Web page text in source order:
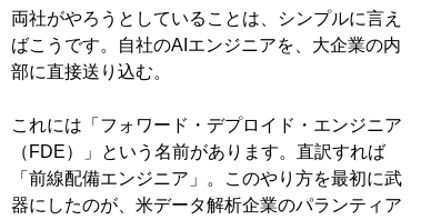
両社がやろうとしていることは、シンプルに言え
ばこうです。自社のAIエンジニアを、大企業の内
部に直接送り込む。
これには「フォワード・デプロイド・エンジニア
（FDE）」という名前があります。直訳すれば
「前線配備エンジニア」。このやり方を最初に武
器にしたのが、米データ解析企業のパランティア